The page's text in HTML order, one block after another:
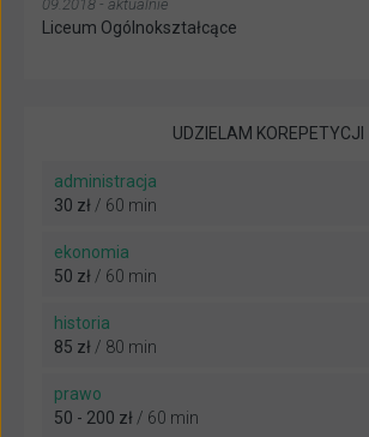
09.2018 - aktualnie
Liceum Ogólnokształcące
UDZIELAM KOREPETYCJI
administracja
30 zł / 60 min
ekonomia
50 zł / 60 min
historia
85 zł / 80 min
prawo
50 - 200 zł / 60 min